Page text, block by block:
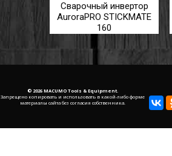
Сварочный инвертор
AuroraPRO STICKMATE
160
© 2026 MACUMO Tools & Equipment.
Запрещено копировать и использовать в какой-либо форме
материалы сайта без согласия собственника.